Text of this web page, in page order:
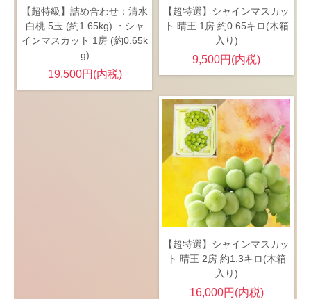
【超特級】詰め合わせ：清水
白桃 5玉 (約1.65kg) ・シャ
インマスカット 1房 (約0.65k
g)
19,500円(内税)
【超特選】シャインマスカッ
ト 晴王 1房 約0.65キロ(木箱
入り)
9,500円(内税)
【超特選】シャインマスカッ
ト 晴王 2房 約1.3キロ(木箱
入り)
16,000円(内税)